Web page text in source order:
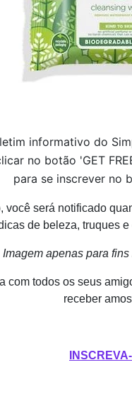
informativo do
no botão 'GET
para se inscrever no
você será notificado
de beleza, truques
Imagem apenas para
com todos os seus
receber